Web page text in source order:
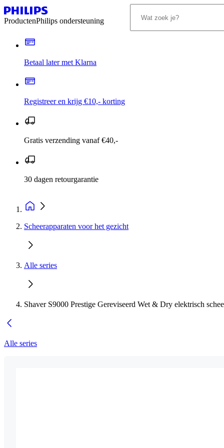
ProductenPhilips ondersteuning
Betaal later met Klarna
Registreer en krijg €10,- korting
Gratis verzending vanaf €40,-
30 dagen retourgarantie
Scheerapparaten voor het gezicht
Alle series
Shaver S9000 Prestige Gereviseerd Wet & Dry elektrisch
Alle series